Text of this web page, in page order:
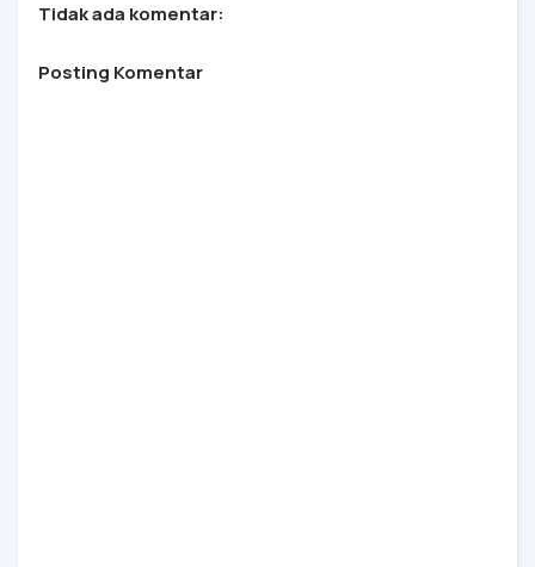
Tidak ada komentar:
Posting Komentar